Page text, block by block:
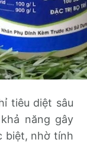
tiêu diệt sâu
năng gây
biệt, nhờ tính